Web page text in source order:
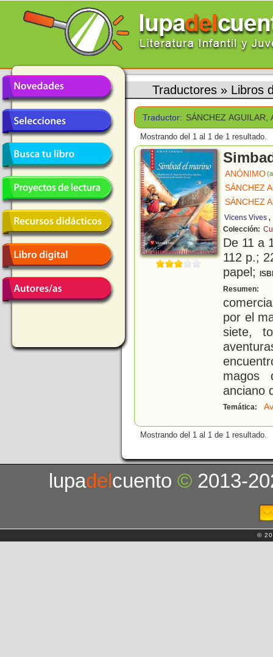
Traductores » Libros
Traductor: SÁNCHEZ AGUILAR,
Mostrando del 1 al 1 de 1 resultado.
ANÓNIMO
SÁNCHEZ
SÁNCHEZ
Vicens Vives
Colección:
De 11 a
112 p.;
papel;
Resumen:
por el
siete,
magos
anciano
Temática:
Mostrando del 1 al 1 de 1 resultado.
lupadelcuento© 2013-
©